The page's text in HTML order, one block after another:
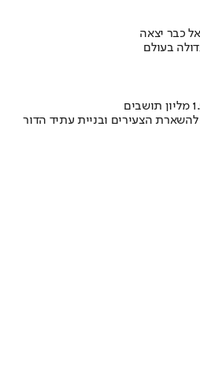
כבר יצאה
בעולם
הצעירים ובניית עתיד הדור